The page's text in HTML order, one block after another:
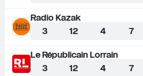
Radio Kazak
3
12 4 7
Le Républicain Lorrain
3
12 4 7